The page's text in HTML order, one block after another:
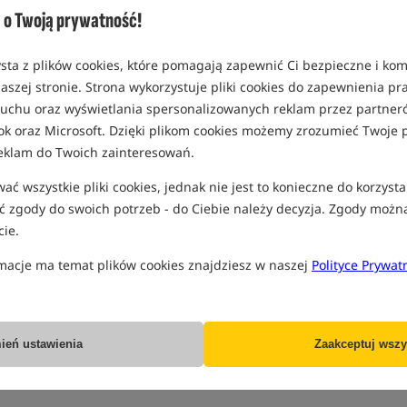
o Twoją prywatność!
z plików cookies, które pomagają zapewnić Ci bezpieczne i
stronie. Strona wykorzystuje pliki cookies do zapewnienia
oraz wyświetlania spersonalizowanych reklam przez
oraz Microsoft. Dzięki plikom cookies możemy zrozumieć Twoje
do Twoich zainteresowań.
wszystkie pliki cookies, jednak nie jest to konieczne do
zgody do swoich potrzeb - do Ciebie należy decyzja. Zgody
ma temat plików cookies znajdziesz w naszej Polityce
ustawienia Zaakceptuj
przy dostawie towaru)Ta forma płatności ma
dostaw mają możliwość wybrania tej opcji płatności,
51 1140 2004 0000 3102 3558 4460, (BIC: BREXPLPWMBK)
PL64 1140 2004 0000 3812 0174 2683, (BIC:
PL63 1140 2004 0000 3112 0174 3723, (BIC:
PL02 1140 2004 0000 3312 1316 1429, (BIC:
PL37 1140 2004 0000 3012 1316 1916, (BIC:
mbank PL39 1140 2004 0000 3012 1316 1783,(BIC:
Santander 52109017660000000158221550, (BIC: )
PayNow, Autopay, PayPal oraz Google,
się najwyższym poziomem bezpieczeństwa Najnowsze
niezawodną ochronę realizowanych transakcji.